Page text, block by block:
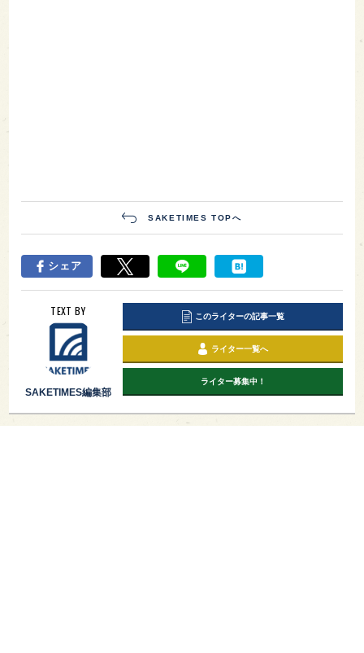
SAKETIMES TOPへ
シェア
TEXT BY
SAKETIMES編集部
このライターの記事一覧
ライター一覧へ
ライター募集中！